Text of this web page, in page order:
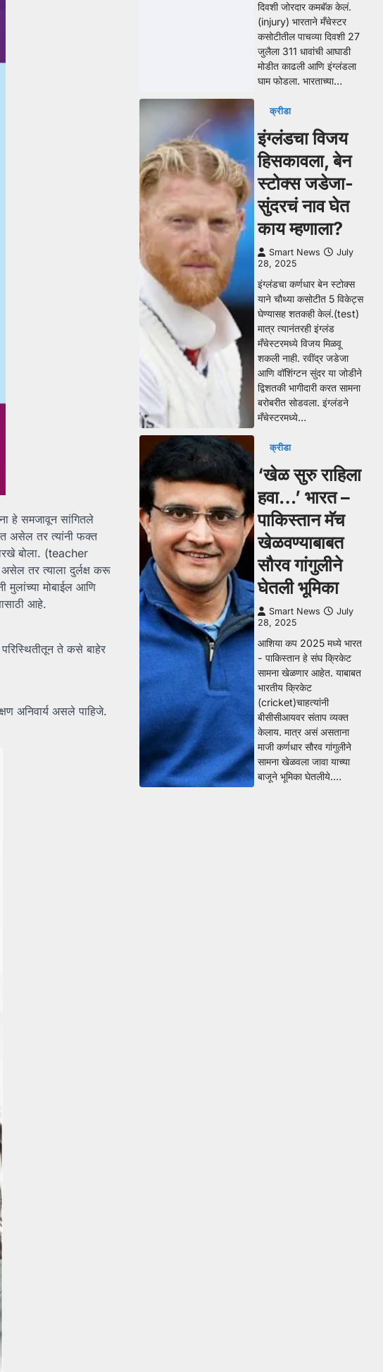
हे समजावून सांगितले
असेल तर त्यांनी फक्त
बोला. (teacher
असेल तर त्याला दुर्लक्ष करू
मुलांच्या मोबाईल आणि
आहे.
ते कसे बाहेर
अनिवार्य असले पाहिजे.
दिवशी जोरदार कमबॅक केलं.
(injury) भारताने मँचेस्टर
कसोटीतील पाचव्या दिवशी 27
जुलैला 311 धावांची आघाडी
मोडीत काढली आणि इंग्लंडला
घाम फोडला. भारताच्या…
क्रीडा
इंग्लंडचा विजय
हिसकावला, बेन
स्टोक्स जडेजा-
सुंदरचं नाव घेत
काय म्हणाला?
Smart News
July
28, 2025
इंग्लंडचा कर्णधार बेन स्टोक्स
याने चौथ्या कसोटीत 5 विकेट्स
घेण्यासह शतकही केलं.(test)
मात्र त्यानंतरही इंग्लंड
मँचेस्टरमध्ये विजय मिळवू
शकली नाही. रवींद्र जडेजा
आणि वॉशिंग्टन सुंदर या जोडीने
द्विशतकी भागीदारी करत सामना
बरोबरीत सोडवला. इंग्लंडने
मँचेस्टरमध्ये…
क्रीडा
‘खेळ सुरु राहिला
हवा…’ भारत –
पाकिस्तान मॅच
खेळवण्याबाबत
सौरव गांगुलीने
घेतली भूमिका
Smart News
July
28, 2025
आशिया कप 2025 मध्ये भारत
- पाकिस्तान हे संघ क्रिकेट
सामना खेळणार आहेत. याबाबत
भारतीय क्रिकेट
(cricket)चाहत्यांनी
बीसीसीआयवर संताप व्यक्त
केलाय. मात्र असं असताना
माजी कर्णधार सौरव गांगुलीने
सामना खेळवला जावा याच्या
बाजूने भूमिका घेतलीये.…